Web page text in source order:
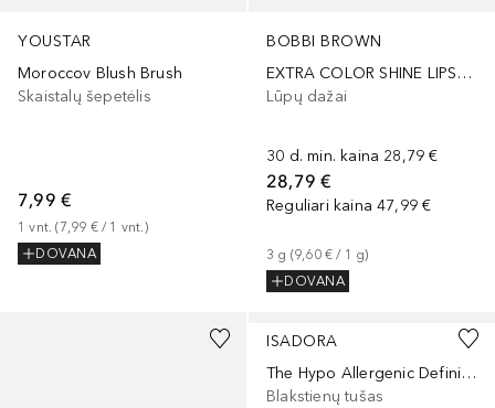
YOUSTAR
Moroccov Blush Brush
Skaistalų šepetėlis
7,99 €
1 vnt. (7,99 € / 1 vnt.)
DOVANA
BOBBI BROWN
EXTRA COLOR SHINE LIPSTICK
Lūpų dažai
30 d. min. kaina 28,79 €
28,79 €
Reguliari kaina 47,99 €
3 g (9,60 € / 1 g)
DOVANA
ISADORA
The Hypo Allergenic Definition
Blakstienų tušas